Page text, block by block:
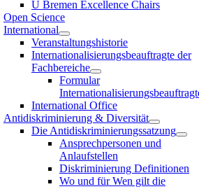
U Bremen Excellence Chairs
Open Science
International
Veranstaltungshistorie
Internationalisierungsbeauftragte der
Fachbereiche
Formular
International Office
Antidiskriminierung & Diversität
Die Antidiskriminierungssatzung
Ansprechpersonen und
Anlaufstellen
Diskriminierung Definitionen
Wo und für Wen gilt die